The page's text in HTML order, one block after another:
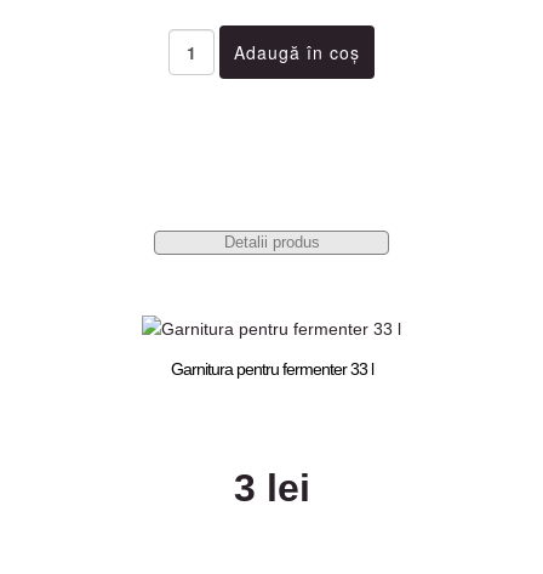
Detalii produs
Garnitura pentru fermenter 33 l
3 lei